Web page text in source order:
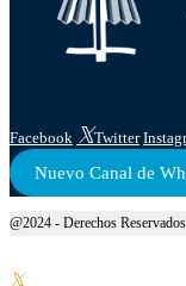
Facebook Twitter
Nuevo Canal de
@2024 - Derechos